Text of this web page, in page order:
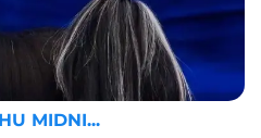
MIDNI...